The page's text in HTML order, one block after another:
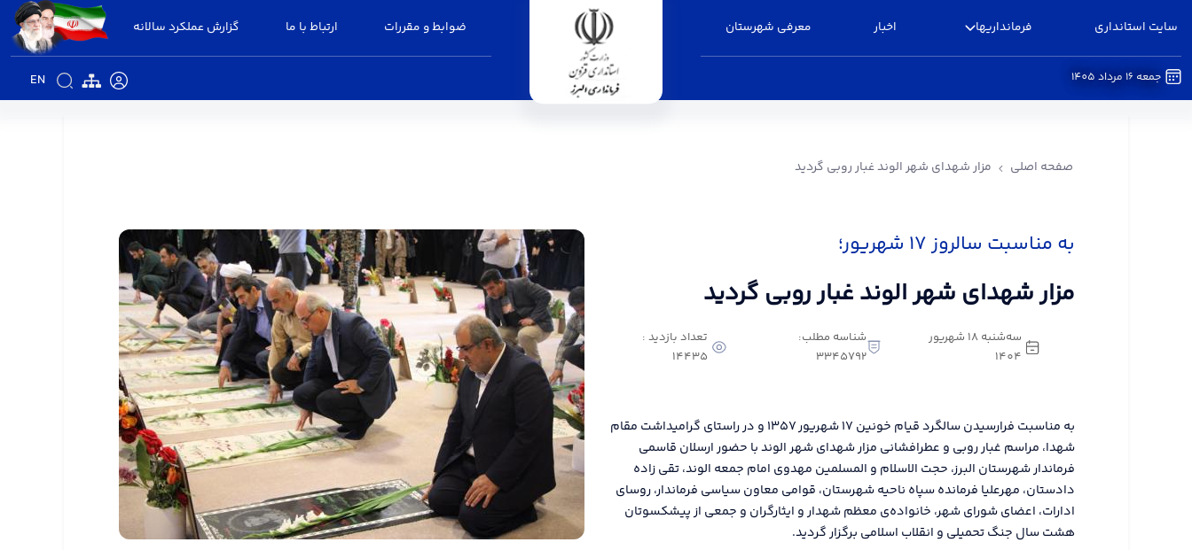
سایت استانداری فرمانداریها اخبار معرفی شهرستان ضوابط و مقررات ارتباط با ما گزارش عملکرد سالانه
EN جمعه 16 مرداد 1405
صفحه اصلی مزار شهدای شهر الوند غبار روبی گردید
به مناسبت سالروز ۱۷ شهریور؛
مزار شهدای شهر الوند غبار روبی گردید
سه‌شنبه 18 شهریور
1404
شناسه مطلب:
3345792
تعداد بازدید :
14435
به مناسبت فرارسیدن سالگرد قیام خونین ۱۷ شهریور ۱۳۵۷ و در راستای گرامیداشت مقام
شهدا، مراسم غبار روبی و عطرافشانی مزار شهدای شهر الوند با حضور ارسلان قاسمی
فرماندار شهرستان البرز، حجت الاسلام و المسلمین مهدوی امام جمعه الوند، تقی زاده
دادستان، مهرعلیا فرمانده سپاه ناحیه شهرستان، قوامی معاون سیاسی فرماندار، روسای
ادارات، اعضای شورای شهر، خانواده‌ی معظم شهدار و ایثارگران و جمعی از پیشکسوتان
هشت سال جنگ تحمیلی و انقلاب اسلامی برگزار گردید.